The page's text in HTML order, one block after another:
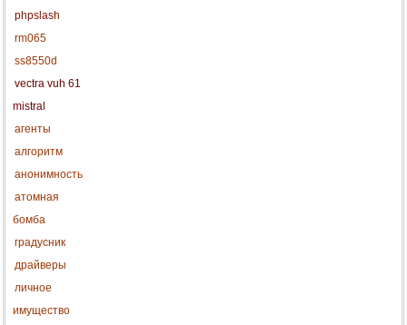
phpslash
rm065
ss8550d
vectra vuh 61
mistral
агенты
алгоритм
анонимность
атомная
бомба
градусник
драйверы
личное
имущество